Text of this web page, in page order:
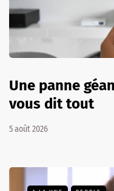
Une panne
vous dit tout
5 août 2026